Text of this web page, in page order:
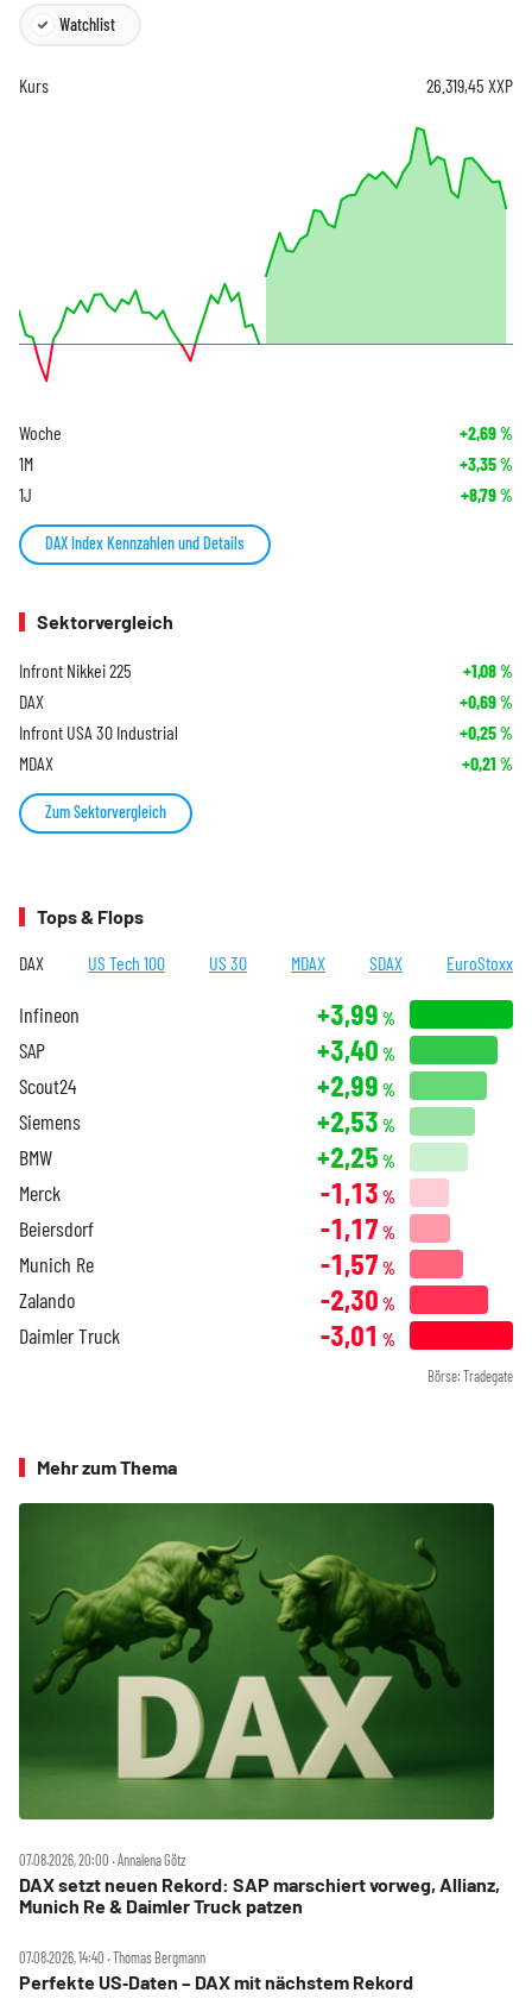
Watchlist
Kurs 26.319,45 XXP
Woche +2,69%
1M +3,35%
1J +8,79%
DAX Index Kennzahlen und Details
Sektorvergleich
Infront Nikkei 225 +1,08%
DAX +0,69%
Infront USA 30 Industrial +0,25%
MDAX +0,21 %
Zum Sektorvergleich
Tops & Flops
DAX US Tech 100 US 30 MDAX SDAX EuroStoxx
Infineon +3,99 %
SAP +3,40 %
Scout24 +2,99 %
Siemens +2,53 %
BMW +2,25 %
Merck -1,13 %
Beiersdorf -1,17 %
Munich Re -1,57 %
Zalando -2,30 %
Daimler Truck -3,01 %
Börse: Tradegate
Mehr zum Thema
07.08.2026, 20:00 ‧ Annalena Götz
DAX setzt neuen Rekord: SAP marschiert vorweg, Allianz,
Munich Re & Daimler Truck patzen
07.08.2026, 14:40 ‧ Thomas Bergmann
Perfekte US‑Daten – DAX mit nächstem Rekord